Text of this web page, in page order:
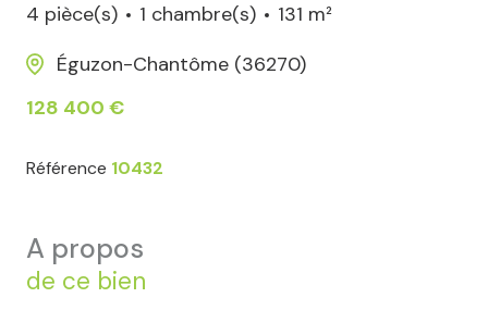
4 pièce(s)
1 chambre(s)
131 m²
Éguzon-Chantôme (36270)
128 400 €
Référence 10432
a propos
de ce bien